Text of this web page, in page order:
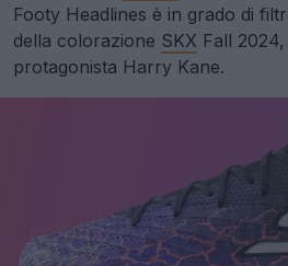
Footy Headlines è in grado di
della colorazione SKX Fall
protagonista Harry Kane.